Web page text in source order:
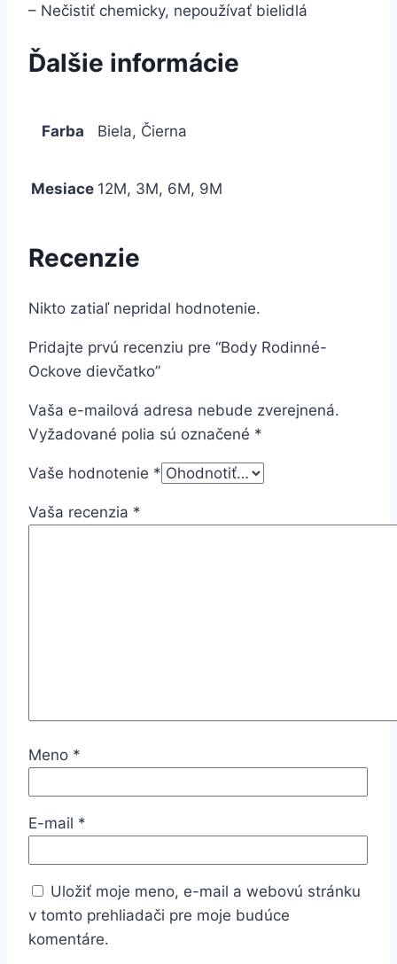
– Nečistiť chemicky, nepoužívať bielidlá
Ďalšie informácie
Farba Biela, Čierna
Mesiace 12M, 3M, 6M, 9M
Recenzie
Nikto zatiaľ nepridal hodnotenie.
Pridajte prvú recenziu pre “Body Rodinné-
Ockove dievčatko”
Vaša e-mailová adresa nebude zverejnená.
Vyžadované polia sú označené *
Vaše hodnotenie *
Vaša recenzia *
Meno *
E-mail *
Uložiť moje meno, e-mail a webovú stránku
v tomto prehliadači pre moje budúce
komentáre.